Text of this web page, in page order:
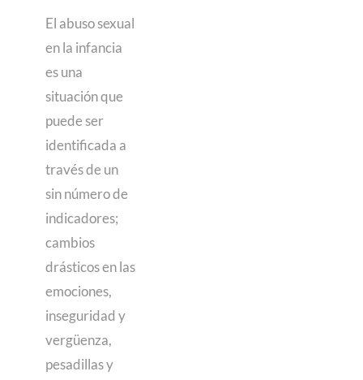
El abuso sexual
en la infancia
es una
situación que
puede ser
identificada a
través de un
sin número de
indicadores;
cambios
drásticos en las
emociones,
inseguridad y
vergüenza,
pesadillas y